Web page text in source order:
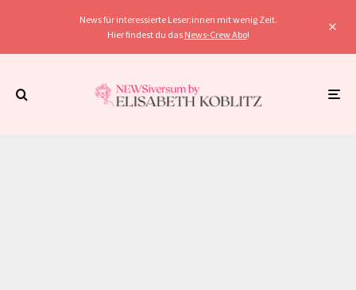
News für interessierte Leser:innen mit wenig Zeit.
Hier findest du das News-Crew Abo!